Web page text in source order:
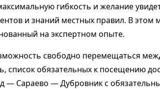
гибкость и желание
и знаний местных правил. В
на экспертном опыте.
свободно перемещаться
список обязательных к посещению
— Сараево — Дубровник с